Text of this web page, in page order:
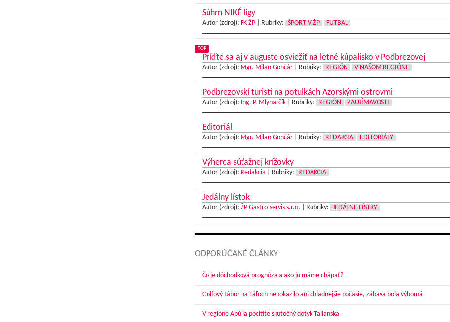
Súhrn NIKÉ ligy
Autor (zdroj): FK ŽP| Rubriky: ŠPORT V ŽP FUTBAL
TOP
Príďte sa aj v auguste osviežiť na letné kúpalisko v Podbrezovej
Autor (zdroj): Mgr. Milan Gončár| Rubriky: REGIÓN V NAŠOM REGIÓNE
Podbrezovskí turisti na potulkách Azorskými ostrovmi
Autor (zdroj): Ing. P. Mlynarčík| Rubriky: REGIÓN ZAUJÍMAVOSTI
Editoriál
Autor (zdroj): Mgr. Milan Gončár| Rubriky: REDAKCIA EDITORIÁLY
Výherca súťažnej krížovky
Autor (zdroj): Redakcia Rubriky: REDAKCIA
Jedálny lístok
Autor (zdroj): ŽP Gastro-servis s.r.o. Rubriky: JEDÁLNE LÍSTKY
ODPORÚČANÉ ČLÁNKY
Čo je dôchodková prognóza a ako ju máme chápať?
Golfový tábor na Táľoch nepokazilo ani chladnejšie počasie, zábava bola výborná
V regióne Apúlia pocítite skutočný dotyk Talianska